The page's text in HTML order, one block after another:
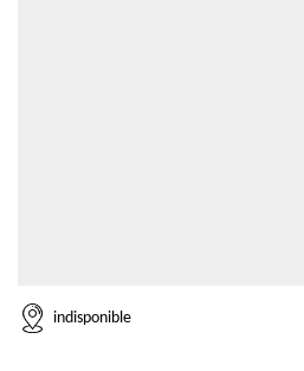
indisponible